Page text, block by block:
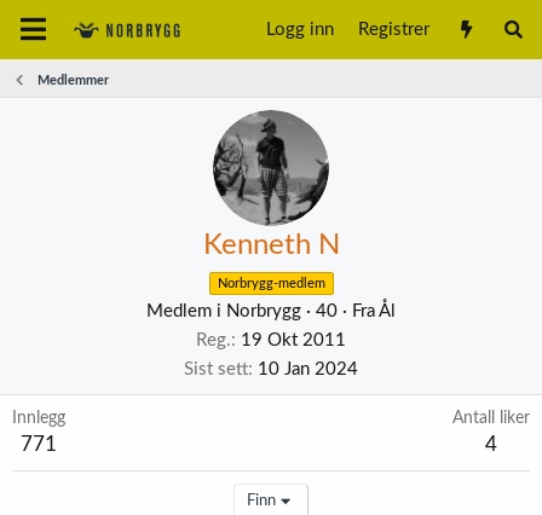
Logg inn Registrer
Medlemmer
Kenneth N
Norbrygg-medlem
Medlem i Norbrygg · 40 · Fra Ål
Reg.
19 Okt 2011
Sist sett 10 Jan 2024
Innlegg
771
Antall liker
4
Finn